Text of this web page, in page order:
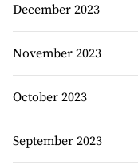
December 2023
November 2023
October 2023
September 2023